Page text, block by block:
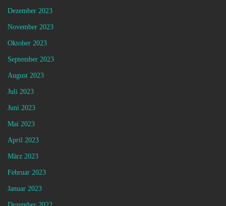
Dezember 2023
November 2023
Oktober 2023
September 2023
August 2023
Juli 2023
Juni 2023
Mai 2023
April 2023
März 2023
Februar 2023
Januar 2023